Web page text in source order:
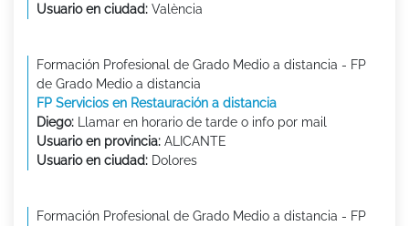
Usuario en ciudad: València
Formación Profesional de Grado Medio a distancia - FP
de Grado Medio a distancia
FP Servicios en Restauración a distancia
Diego: Llamar en horario de tarde o info por mail
Usuario en provincia: ALICANTE
Usuario en ciudad: Dolores
Formación Profesional de Grado Medio a distancia - FP